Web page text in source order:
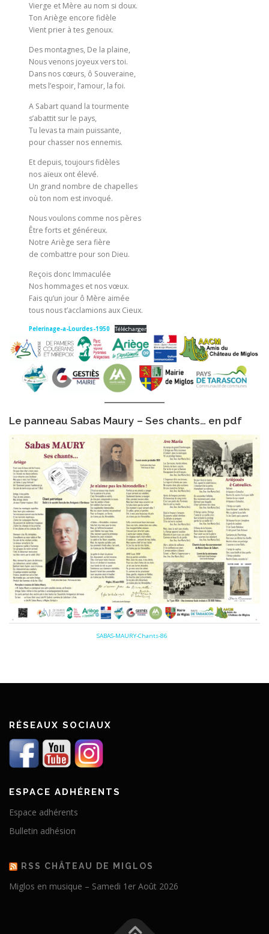
Vierge et Mère au nom si doux.
Ton Ariège encore fidèle
Vient prier à tes genoux.
Des montagnes, De la plaine,
Nous venons joyeux vers toi.
Dans nos cœurs, ô Souveraine,
mets l’espoir, l’amour, la foi.
A Sabart quand la tourmente
s’abattit sur le pays,
Tu levas ta main puissante,
pour chasser nos ennemis.
Et depuis, toujours fidèles
nos aïeux ont élevé.
Un grand nombre de chapelles
où ton nom est invoqué.
Nous voulons comme nos pères
Être forts et généreux.
Notre Ariège sera fière
de combattre pour son Dieu.
Reçois donc Immaculée
Nos hommages et nos vœux.
Fais qu’un jour ô Mère aimée
tous nous t’acclamions aux Cieux.
Pelerinage-a-Lourdes-1950 Télécharger
Le panneau Sabas Maury – Ses chants… en pdf
SABAS-MAURY-Chants-86
RÉSEAUX SOCIAUX
ESPACE ADHÉRENTS
Espace adhérents
Bulletin adhésion
RSS CHÂTEAU DE MIGLOS
Miglos en musique – Samedi 1er Août 2026